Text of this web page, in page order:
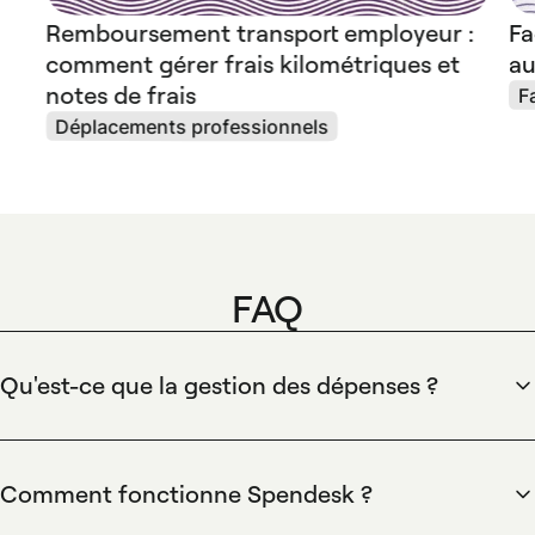
Remboursement transport employeur :
comment gérer frais kilométriques et
notes de frais
Déplacements professionnels
FAQ
Qu'est-ce que la gestion des dépenses ?
toutes les dépenses professionnelles pour garantir
et virtuelles, capture mobile des justificatifs avec OCR,
Comment fonctionne Spendesk ?